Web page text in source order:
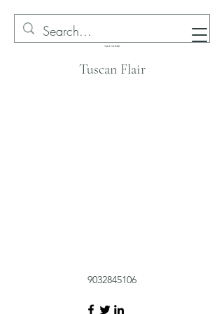
Tuscan Flair
9032845106